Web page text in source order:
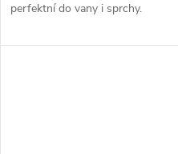
perfektní do vany i sprchy.